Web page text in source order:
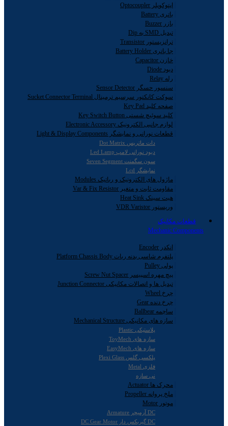
اپتوکوپلر Optocoupler
باتری Battery
بازر Buzzer
تبدیل SMD به Dip
ترانزیستور Transistor
جا باتری Battery Holder
خازن Capacitor
دیود Diode
رله Relay
سنسور حسگر Sensor Detector
سوکت کانکتور سرسیم ترمینال Sucket Connector Terminal
صفحه کلید Key Pad
کلید سوئیچ شستی Key Switch Button
لوازم جانبی الکترونیک Electronic Accessory
قطعات نورانی و نمایشگر Light & Display Components
دات ماتریس Dot Matrix
دیود نورانی لامپ Led Lamp
سون سگمنت Seven Segment
نمایشگر Lcd
ماژول های الکترونیک و رباتیک Modules
مقاومت ثابت و متغیر Var & Fix Resistor
هیت سینک Heat Sink
وریستور VDR Varistor
قطعات مکانیک
Mechanic Components
انکدر Encoder
پلتفرم شاسی بدنه ربات Platform Chassis Body
پولی Pulley
پیچ مهره اسپیسر Screw Nut Spacer
تبدیل ها و اتصالات مکانیکی Junction Connector
چرخ Wheel
چرخ دنده Gear
ساچمه Ballbear
سازه های مکانیکی Mechanical Structure
پلاستیکی Plastic
سازه های ToyMech
سازه های EasyMech
پلکسی گلس Plexi Glass
فلزی Metal
نی سازه
محرک ها Actuator
ملخ پروانه Propeller
موتور Motor
DC آرمیچر Armature
DC گیربکس دار DC Gear Motor